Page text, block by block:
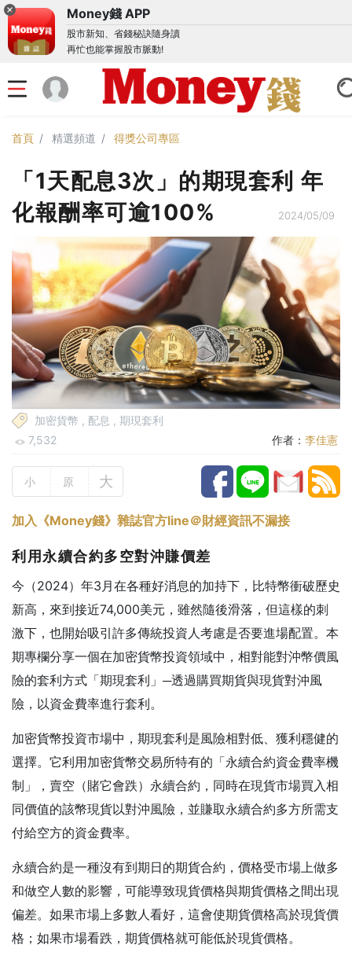
Money錢 APP
股市新知、省錢秘訣隨身讀
再忙也能掌握股市脈動!
首頁 精選頻道 得獎公司專區
「1天配息3次」的期現套利 年
化報酬率可逾100%
2024/05/09
加密貨幣 , 配息 , 期現套利
7,532
作者： 李佳憲
小 原 大
加入《Money錢》雜誌官方line＠財經資訊不漏接
利用永續合約多空對沖賺價差
今（2024）年3月在各種好消息的加持下，比特幣衝破歷史
新高，來到接近74,000美元，雖然隨後滑落，但這樣的刺
激下，也開始吸引許多傳統投資人考慮是否要進場配置。本
期專欄分享一個在加密貨幣投資領域中，相對能對沖幣價風
險的套利方式「期現套利」─透過購買期貨與現貨對沖風
險，以資金費率進行套利。
加密貨幣投資市場中，期現套利是風險相對低、獲利穩健的
選擇。它利用加密貨幣交易所特有的「永續合約資金費率機
制」，賣空（賭它會跌）永續合約，同時在現貨市場買入相
同價值的該幣現貨以對沖風險，並賺取永續合約多方所需支
付給空方的資金費率。
永續合約是一種沒有到期日的期貨合約，價格受市場上做多
和做空人數的影響，可能導致現貨價格與期貨價格之間出現
偏差。如果市場上多數人看好，這會使期貨價格高於現貨價
格；如果市場看跌，期貨價格就可能低於現貨價格。